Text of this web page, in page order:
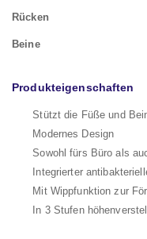
Rücken
Beine
Produkteigenschaften
Stützt die Füße und
Modernes Design
Sowohl fürs Büro als
Integrierter
Mit Wippfunktion zur
In 3 Stufen